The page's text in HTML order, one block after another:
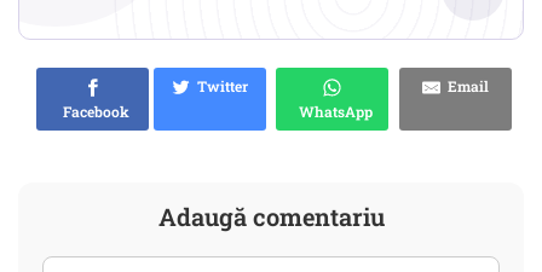
Facebook
Twitter
WhatsApp
Email
Adaugă comentariu